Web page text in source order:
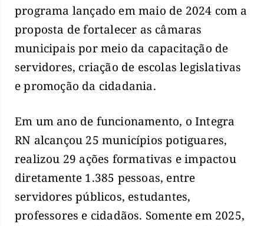
programa lançado em maio de 2024 com a
proposta de fortalecer as câmaras
municipais por meio da capacitação de
servidores, criação de escolas legislativas
e promoção da cidadania.
Em um ano de funcionamento, o Integra
RN alcançou 25 municípios potiguares,
realizou 29 ações formativas e impactou
diretamente 1.385 pessoas, entre
servidores públicos, estudantes,
professores e cidadãos. Somente em 2025,